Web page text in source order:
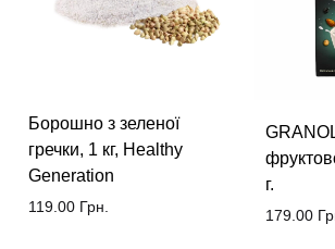
Борошно з зеленої
гречки, 1 кг, Healthy
Generation
119.00 Грн.
г.
179.00